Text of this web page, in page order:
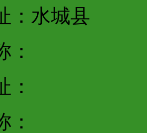
：水城县
：
：
：